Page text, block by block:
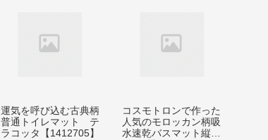
運気を呼び込む古典柄
普通トイレマット テ
ラコッタ【1412705】
コスモトロンで作った
人気のモロッカン柄吸
水速乾バスマット縦4